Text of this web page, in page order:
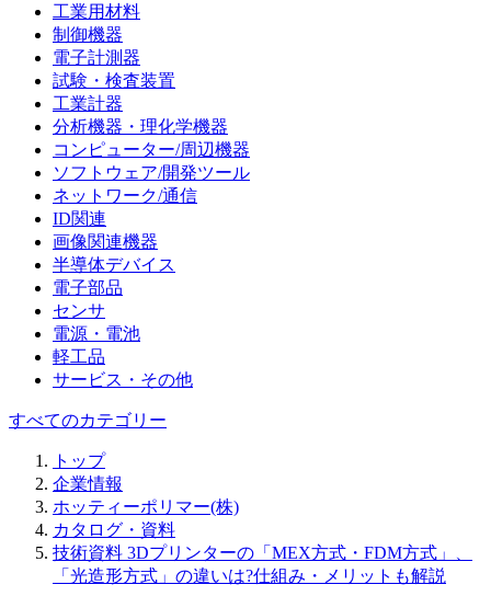
工業用材料
制御機器
電子計測器
試験・検査装置
工業計器
分析機器・理化学機器
コンピューター/周辺機器
ソフトウェア/開発ツール
ネットワーク/通信
ID関連
画像関連機器
半導体デバイス
電子部品
センサ
電源・電池
軽工品
サービス・その他
すべてのカテゴリー
トップ
企業情報
ホッティーポリマー(株)
カタログ・資料
技術資料 3Dプリンターの「MEX方式・FDM方式」、
「光造形方式」の違いは?仕組み・メリットも解説